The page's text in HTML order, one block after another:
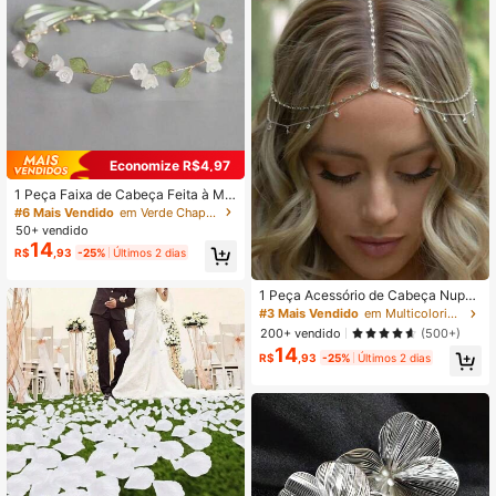
Economize R$4,97
1 Peça Faixa de Cabeça Feita à Mã
o com Folhas Verdes e Floral em Te
cido para Mulheres, Festival, Aniver
sário
#6 Mais Vendido
em Verde Chapéus de noiva
50+ vendido
R$14 ,93 -25% Últimos 2 dias
1 Peça Acessório de Cabeça Nupci
al de Luxo Feminino, Acessório de
Cabelo Boêmio da Moda, Acessório
de Cabeça para Casamento Dourad
o e Prateado, Acessórios para o Dia
#3 Mais Vendido
em Multicolorido Chapéus de noiva
200+ vendido
(500+)
R$14 ,93 -25% Últimos 2 dias